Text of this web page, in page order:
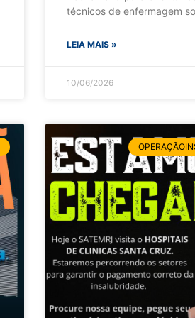
técnicos de enfermagem
LEIA MAIS »
10/06/2026